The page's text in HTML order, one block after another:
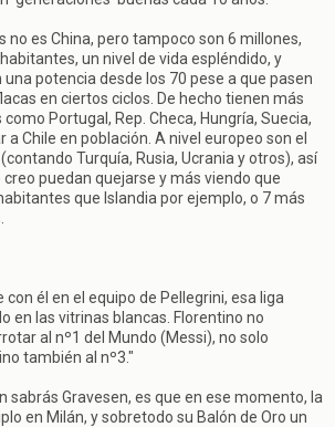
no es China, pero tampoco son 6 millones,
un nivel de vida espléndido, y
potencia desde los 70 pese a que pasen
en ciertos ciclos. De hecho tienen más
Portugal, Rep. Checa, Hungría, Suecia,
a Chile en población. A nivel europeo son el
Turquía, Rusia, Ucrania y otros), así
puedan quejarse y más viendo que
que Islandia por ejemplo, o 7 más
él en el equipo de Pellegrini, esa liga
en las vitrinas blancas. Florentino no
al nº1 del Mundo (Messi), no solo
también al nº3."
sabrás Gravesen, es que en ese momento, la
en Milán, y sobretodo su Balón de Oro un